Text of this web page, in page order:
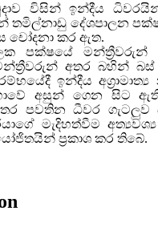
විසින් ඉන්දීය
තමිල්නාඩු දේශපාලන
චෝදනා කර ඇත.
පක්ෂයේ මන්ත්‍රීවරුන්
අතර බහින්
ඉන්දීය අග්‍රාමාත්‍ය
අසුන් ගෙන සිට ඇති
පවතින ධීවර
මැදිහත්වීම
ප්‍රකාශ කර තිබේ.